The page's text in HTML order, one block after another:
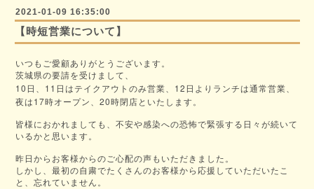
2021-01-09 16:35:00
【時短営業について】
いつもご愛顧ありがとうございます。
茨城県の要請を受けまして、
10 日、 11 日はテイクアウトのみ営業、 12 日よりランチは通常営業、
夜は 17時オープン、 20 時閉店といたします。
皆様におかれましても、不安や感染への恐怖で緊張する日々が続いて
いるかと思います。
昨日からお客様からのご心配の声もいただきました。
しかし、最初の自粛でたくさんのお客様から応援していただいたこ
と、忘れていません。